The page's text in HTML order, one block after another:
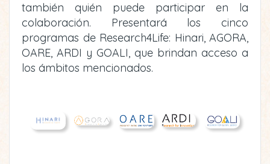
también quién puede participar en la
colaboración. Presentará los cinco
programas de Research4Life: Hinari, AGORA,
OARE, ARDI y GOALI, que brindan acceso a
los ámbitos mencionados.